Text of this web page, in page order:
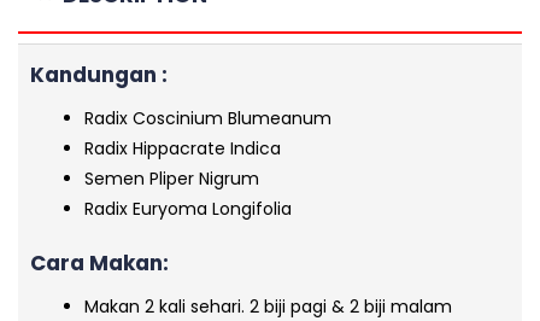
Kandungan :
Radix Coscinium Blumeanum
Radix Hippacrate Indica
Semen Pliper Nigrum
Radix Euryoma Longifolia
Cara Makan:
Makan 2 kali sehari. 2 biji pagi & 2 biji malam